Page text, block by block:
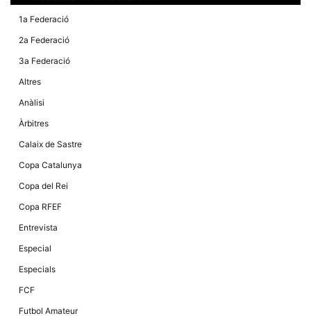
1a Federació
2a Federació
3a Federació
Altres
Anàlisi
Àrbitres
Calaix de Sastre
Copa Catalunya
Copa del Rei
Copa RFEF
Entrevista
Especial
Especials
FCF
Futbol Amateur